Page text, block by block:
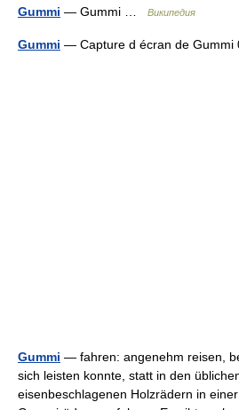
Gummi — Gummi … Википедия
Gummi — Capture d écran de
Gummi — fahren: angenehm reisen,
sich leisten konnte, statt in den
eisenbeschlagenen Holzrädern in